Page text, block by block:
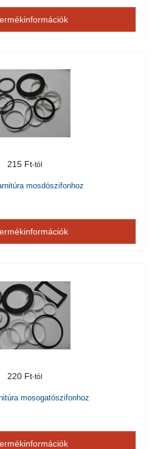
215 Ft
mosdószifonhoz
220 Ft
mosogatószifonhoz